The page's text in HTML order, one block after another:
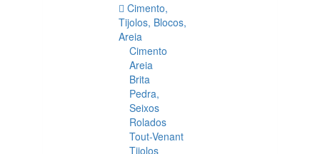
Cimento,
Tijolos, Blocos,
Areia
Cimento
Areia
Brita
Pedra,
Seixos
Rolados
Tout-Venant
Tijolos